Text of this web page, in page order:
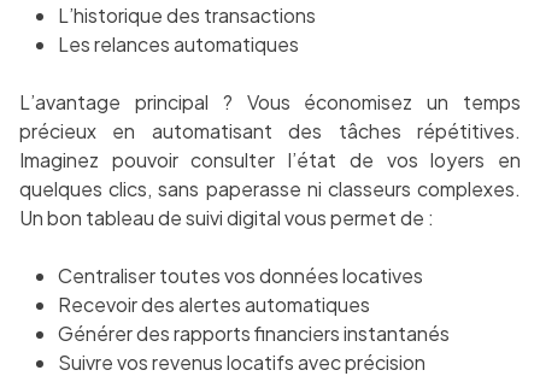
L’historique des transactions
Les relances automatiques
L’avantage principal ? Vous économisez un temps
précieux en automatisant des tâches répétitives.
Imaginez pouvoir consulter l’état de vos loyers en
quelques clics, sans paperasse ni classeurs complexes.
Un bon tableau de suivi digital vous permet de :
Centraliser toutes vos données locatives
Recevoir des alertes automatiques
Générer des rapports financiers instantanés
Suivre vos revenus locatifs avec précision